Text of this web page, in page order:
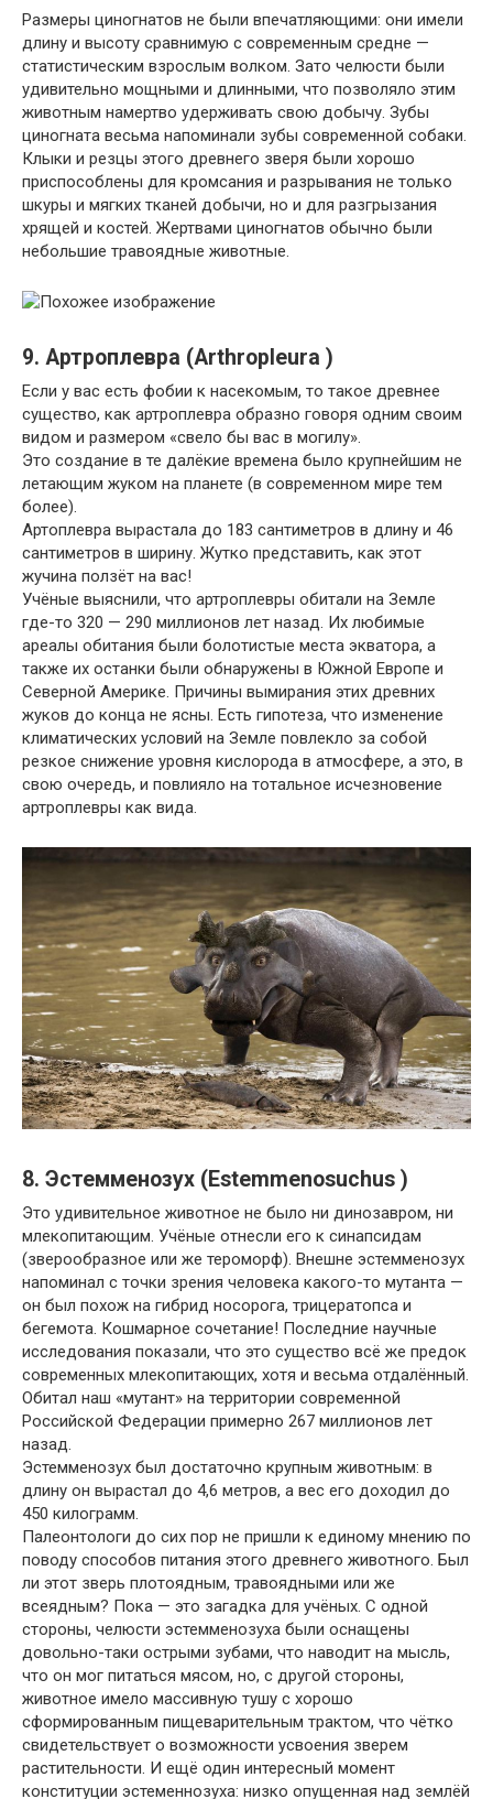
Размеры циногнатов не были впечатляющими: они имели
длину и высоту сравнимую с современным средне —
статистическим взрослым волком. Зато челюсти были
удивительно мощными и длинными, что позволяло этим
животным намертво удерживать свою добычу. Зубы
циногната весьма напоминали зубы современной собаки.
Клыки и резцы этого древнего зверя были хорошо
приспособлены для кромсания и разрывания не только
шкуры и мягких тканей добычи, но и для разгрызания
хрящей и костей. Жертвами циногнатов обычно были
небольшие травоядные животные.
9. Артроплевра (Arthropleura )
Если у вас есть фобии к насекомым, то такое древнее
существо, как артроплевра образно говоря одним своим
видом и размером «свело бы вас в могилу».
Это создание в те далёкие времена было крупнейшим не
летающим жуком на планете (в современном мире тем
более).
Артоплевра вырастала до 183 сантиметров в длину и 46
сантиметров в ширину. Жутко представить, как этот
жучина ползёт на вас!
Учёные выяснили, что артроплевры обитали на Земле
где-то 320 — 290 миллионов лет назад. Их любимые
ареалы обитания были болотистые места экватора, а
также их останки были обнаружены в Южной Европе и
Северной Америке. Причины вымирания этих древних
жуков до конца не ясны. Есть гипотеза, что изменение
климатических условий на Земле повлекло за собой
резкое снижение уровня кислорода в атмосфере, а это, в
свою очередь, и повлияло на тотальное исчезновение
артроплевры как вида.
8. Эстемменозух (Estemmenosuchus )
Это удивительное животное не было ни динозавром, ни
млекопитающим. Учёные отнесли его к синапсидам
(зверообразное или же тероморф). Внешне эстемменозух
напоминал с точки зрения человека какого-то мутанта —
он был похож на гибрид носорога, трицератопса и
бегемота. Кошмарное сочетание! Последние научные
исследования показали, что это существо всё же предок
современных млекопитающих, хотя и весьма отдалённый.
Обитал наш «мутант» на территории современной
Российской Федерации примерно 267 миллионов лет
назад.
Эстемменозух был достаточно крупным животным: в
длину он вырастал до 4,6 метров, а вес его доходил до
450 килограмм.
Палеонтологи до сих пор не пришли к единому мнению по
поводу способов питания этого древнего животного. Был
ли этот зверь плотоядным, травоядными или же
всеядным? Пока — это загадка для учёных. С одной
стороны, челюсти эстемменозуха были оснащены
довольно-таки острыми зубами, что наводит на мысль,
что он мог питаться мясом, но, с другой стороны,
животное имело массивную тушу с хорошо
сформированным пищеварительным трактом, что чётко
свидетельствует о возможности усвоения зверем
растительности. И ещё один интересный момент
конституции эстеменнозуха: низко опущенная над землёй